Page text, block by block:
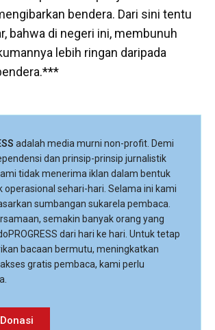
bendera. Dari sini tentu
bahwa di negeri ini, membunuh
lebih ringan daripada
adalah media murni non-profit. Demi
dan prinsip-prinsip jurnalistik
tidak menerima iklan dalam bentuk
operasional sehari-hari. Selama ini kami
sumbangan sukarela pembaca.
semakin banyak orang yang
dari hari ke hari. Untuk tetap
bacaan bermutu, meningkatkan
gratis pembaca, kami perlu